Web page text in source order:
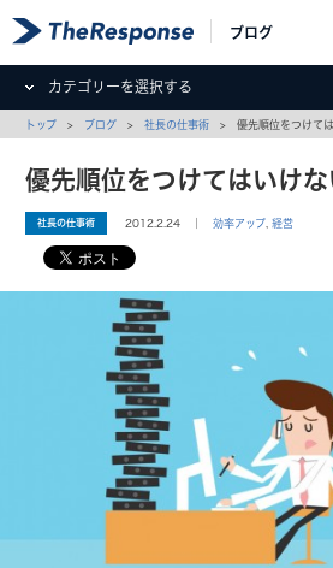
ブログ
カテゴリーを選択する
トップ > ブログ >社長の仕事術 > 優先順位をつけては
優先順位をつけてはいけ
社長の仕事術 2012.2.24 ｜効率アップ ,経営